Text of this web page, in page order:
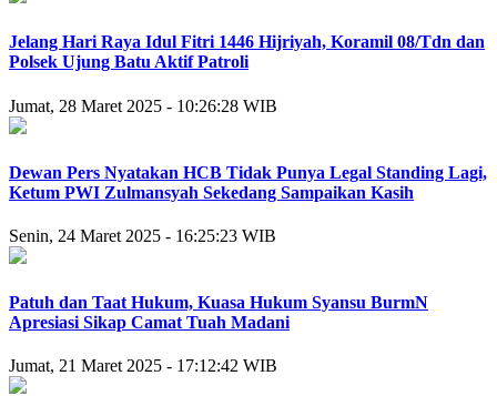
Jelang Hari Raya Idul Fitri 1446 Hijriyah, Koramil 08/Tdn dan
Polsek Ujung Batu Aktif Patroli
Jumat, 28 Maret 2025 - 10:26:28 WIB
Dewan Pers Nyatakan HCB Tidak Punya Legal Standing Lagi,
Ketum PWI Zulmansyah Sekedang Sampaikan Kasih
Senin, 24 Maret 2025 - 16:25:23 WIB
Patuh dan Taat Hukum, Kuasa Hukum Syansu BurmN
Apresiasi Sikap Camat Tuah Madani
Jumat, 21 Maret 2025 - 17:12:42 WIB